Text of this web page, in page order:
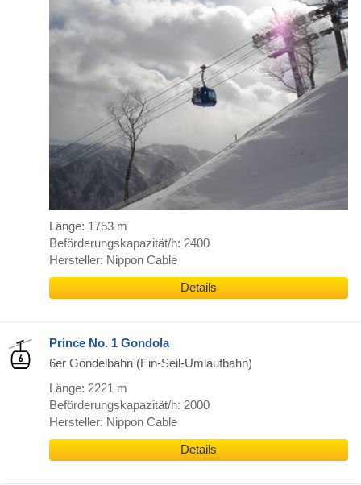
Länge: 1753 m
Beförderungskapazität/h: 2400
Hersteller: Nippon Cable
Details
Prince No. 1 Gondola
6er Gondelbahn (Ein-Seil-Umlaufbahn)
Länge: 2221 m
Beförderungskapazität/h: 2000
Hersteller: Nippon Cable
Details